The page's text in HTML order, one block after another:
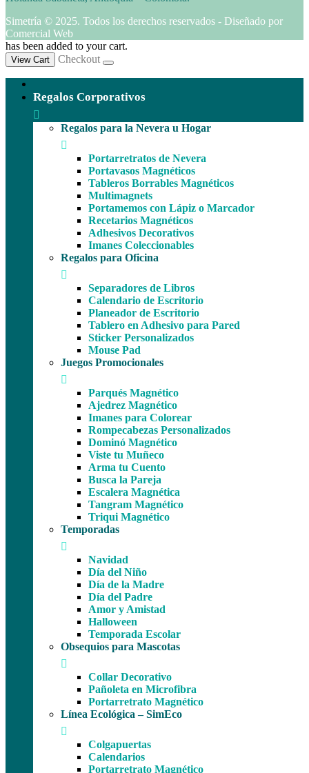
Simetría © 2025. Todos los derechos reservados - Diseñado por
Comercial Web
has been added to your cart.
View Cart Checkout
Regalos Corporativos
Regalos para la Nevera u Hogar
Portarretratos de Nevera
Portavasos Magnéticos
Tableros Borrables Magnéticos
Multimagnets
Portamemos con Lápiz o Marcador
Recetarios Magnéticos
Adhesivos Decorativos
Imanes Coleccionables
Regalos para Oficina
Separadores de Libros
Calendario de Escritorio
Planeador de Escritorio
Tablero en Adhesivo para Pared
Sticker Personalizados
Mouse Pad
Juegos Promocionales
Parqués Magnético
Ajedrez Magnético
Imanes para Colorear
Rompecabezas Personalizados
Dominó Magnético
Viste tu Muñeco
Arma tu Cuento
Busca la Pareja
Escalera Magnética
Tangram Magnético
Triqui Magnético
Temporadas
Navidad
Día del Niño
Día de la Madre
Día del Padre
Amor y Amistad
Halloween
Temporada Escolar
Obsequios para Mascotas
Collar Decorativo
Pañoleta en Microfibra
Portarretrato Magnético
Línea Ecológica – SimEco
Colgapuertas
Calendarios
Portarretrato Magnético